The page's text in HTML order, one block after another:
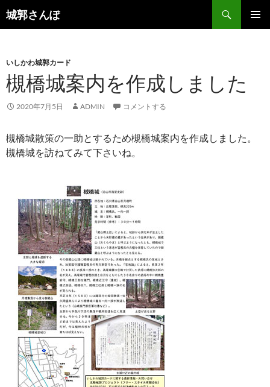
コ
ン
ツ
へ
ス
キ
プ
城郭さんぽ
検
索
いしかわ城郭カード
槻橋城案内を作成しました
2020年7月5日 ADMIN コメントする
槻橋城散策の一助とするため槻橋城案内を作成しました。
槻橋城を訪ねてみて下さいね。